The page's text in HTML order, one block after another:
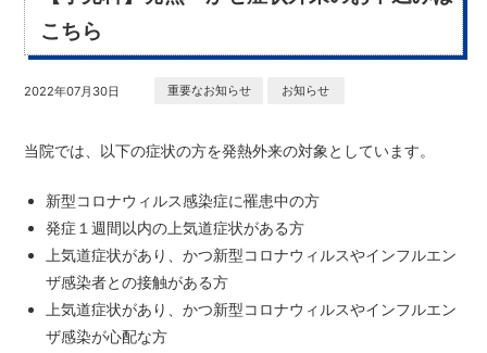
こちら
2022年07月30日 重要なお知らせ お知らせ
当院では、以下の症状の方を発熱外来の対象としています。
新型コロナウィルス感染症に罹患中の方
発症１週間以内の上気道症状がある方
上気道症状があり、かつ新型コロナウィルスやインフルエン
ザ感染者との接触がある方
上気道症状があり、かつ新型コロナウィルスやインフルエン
ザ感染が心配な方